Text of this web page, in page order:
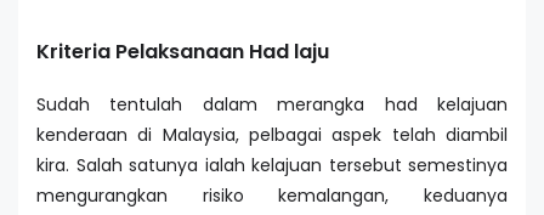
Kriteria Pelaksanaan Had laju
Sudah tentulah dalam merangka had kelajuan
kenderaan di Malaysia, pelbagai aspek telah diambil
kira. Salah satunya ialah kelajuan tersebut semestinya
mengurangkan risiko kemalangan, keduanya